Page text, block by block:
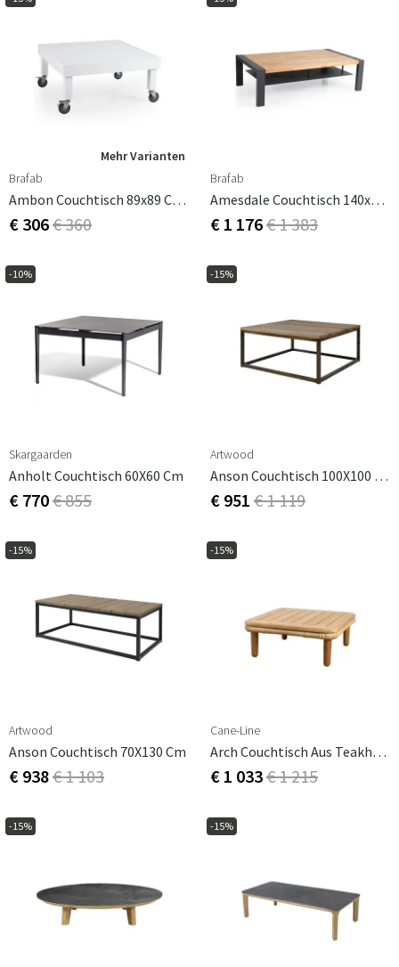
Mehr Varianten
Brafab
Ambon Couchtisch 89x89 Cm Weiß
€ 306€ 360
Brafab
Amesdale Couchtisch 140x80 Cm
€ 1 176€ 1 383
-10%
Skargaarden
Anholt Couchtisch 60X60 Cm
€ 770€ 855
-15%
Artwood
Anson Couchtisch 100X100 Cm
€ 951 € 1 119
-15%
Artwood
Anson Couchtisch 70X130 Cm
€ 938€ 1 103
-15%
Cane-Line
Arch Couchtisch Aus Teakholz
€ 1 033€ 1 215
-15% -15%